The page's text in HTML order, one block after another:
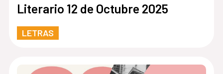
Literario 12 de Octubre 2025
LETRAS